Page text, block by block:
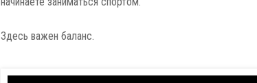
Здесь важен баланс.